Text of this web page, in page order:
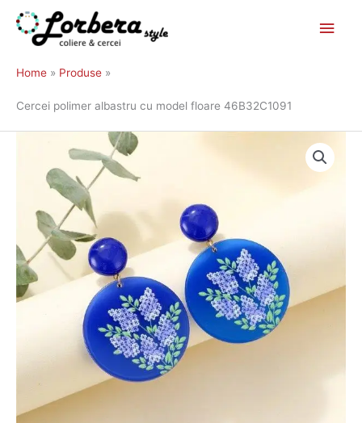
Skip
content
Home Produse
Cercei polimer albastru cu model floare 46B32C1091